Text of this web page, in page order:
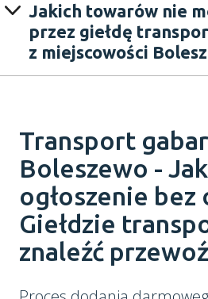
Jakich towarów nie
przez giełdę
z miejscowości
Transport
Boleszewo -
ogłoszenie bez
Giełdzie
znaleźć